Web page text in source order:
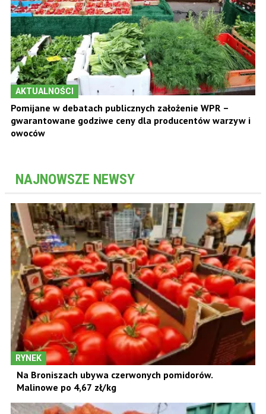
AKTUALNOŚCI
Pomijane w debatach publicznych założenie WPR –
gwarantowane godziwe ceny dla producentów warzyw i
owoców
NAJNOWSZE NEWSY
RYNEK
Na Broniszach ubywa czerwonych pomidorów.
Malinowe po 4,67 zł/kg